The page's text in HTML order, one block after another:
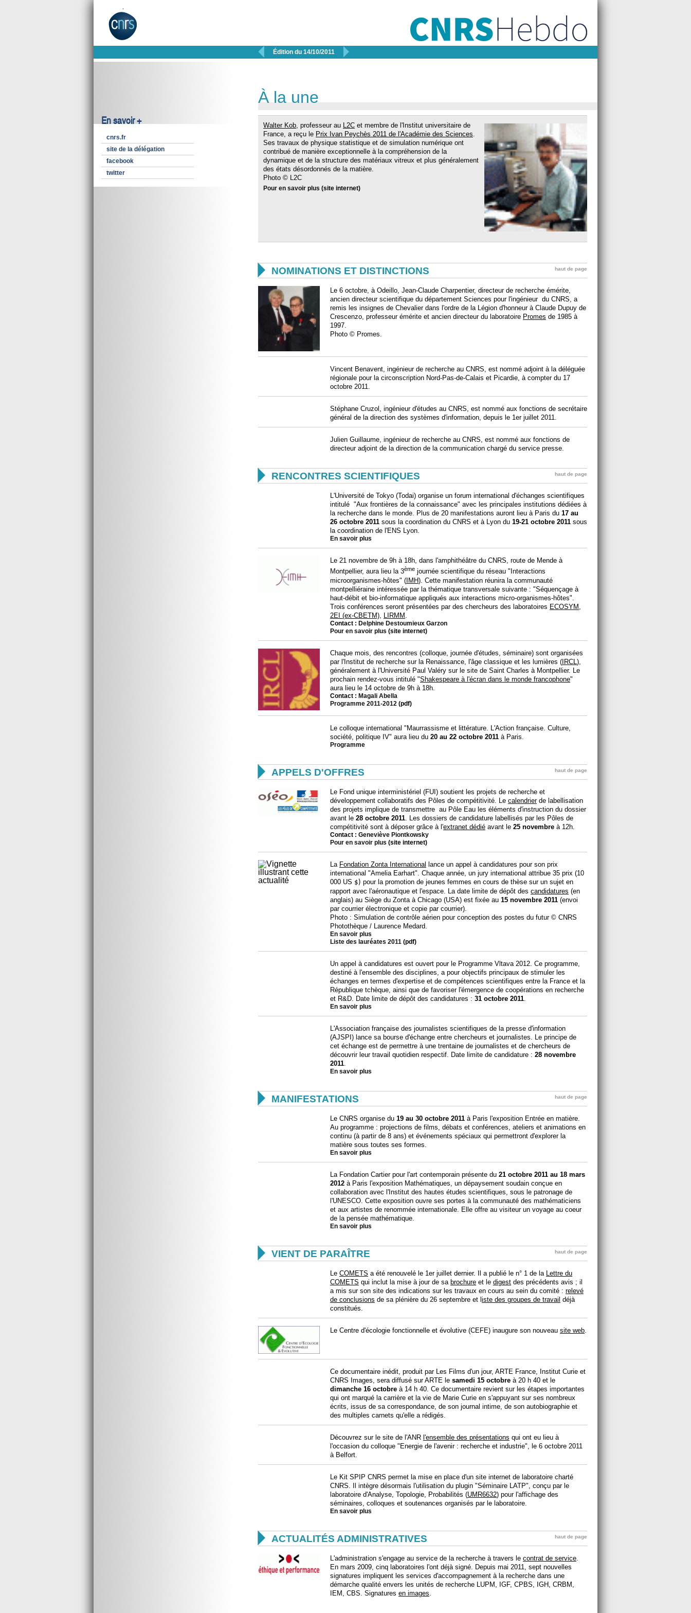
 Édition du 14/10/2011 
En savoir +
cnrs.fr
site de la délégation
facebook
twitter
À la une
Walter Kob, professeur au L2C et membre de l'Institut universitaire de
France, a reçu le Prix Ivan Peychès 2011 de l'Académie des Sciences.
Ses travaux de physique statistique et de simulation numérique ont
contribué de manière exceptionnelle à la compréhension de la
dynamique et de la structure des matériaux vitreux et plus généralement
des états désordonnés de la matière.
Photo © L2C
Pour en savoir plus (site internet)
 NOMINATIONS ET DISTINCTIONS haut de page
Le 6 octobre, à Odeillo, Jean-Claude Charpentier, directeur de recherche émérite,
ancien directeur scientifique du département Sciences pour l'ingénieur du CNRS, a
remis les insignes de Chevalier dans l'ordre de la Légion d'honneur à Claude Dupuy de
Crescenzo, professeur émérite et ancien directeur du laboratoire Promes de 1985 à
1997.
Photo © Promes.
Vincent Benavent, ingénieur de recherche au CNRS, est nommé adjoint à la déléguée
régionale pour la circonscription Nord-Pas-de-Calais et Picardie, à compter du 17
octobre 2011.
Stéphane Cruzol, ingénieur d'études au CNRS, est nommé aux fonctions de secrétaire
général de la direction des systèmes d'information, depuis le 1er juillet 2011.
Julien Guillaume, ingénieur de recherche au CNRS, est nommé aux fonctions de
directeur adjoint de la direction de la communication chargé du service presse.
 RENCONTRES SCIENTIFIQUES haut de page
L'Université de Tokyo (Todai) organise un forum international d'échanges scientifiques
intitulé "Aux frontières de la connaissance" avec les principales institutions dédiées à
la recherche dans le monde. Plus de 20 manifestations auront lieu à Paris du 17 au
26 octobre 2011 sous la coordination du CNRS et à Lyon du 19-21 octobre 2011 sous
la coordination de l'ENS Lyon.
En savoir plus
Le 21 novembre de 9h à 18h, dans l'amphithéâtre du CNRS, route de Mende à
Montpellier, aura lieu la 3ème journée scientifique du réseau "Interactions
microorganismes-hôtes" (IMH). Cette manifestation réunira la communauté
montpelliéraine intéressée par la thématique transversale suivante : "Séquençage à
haut-débit et bio-informatique appliqués aux interactions micro-organismes-hôtes".
Trois conférences seront présentées par des chercheurs des laboratoires ECOSYM
2EI (ex-CBETM) LIRMM
Contact : Delphine Destoumieux Garzon
Pour en savoir plus (site internet)
Chaque mois, des rencontres (colloque, journée d'études, séminaire) sont organisées
par l'Institut de recherche sur la Renaissance, l'âge classique et les lumières (IRCL ),
généralement à l'Université Paul Valéry sur le site de Saint Charles à Montpellier. Le
prochain rendez-vous intitulé "Shakespeare à l'écran dans le monde francophone"
aura lieu le 14 octobre de 9h à 18h.
Contact : Magali Abella
Programme 2011-2012 (pdf)
Le colloque international "Maurrassisme et littérature. L'Action française. Culture,
société, politique IV" aura lieu du 20 au 22 octobre 2011 à Paris.
Programme
 APPELS D'OFFRES haut de page
Le Fond unique interministériel (FUI) soutient les projets de recherche et
développement collaboratifs des Pôles de compétitivité. Le calendrierde labellisation
des projets implique de transmettre au Pôle Eau les éléments d'instruction du dossier
avant le 28 octobre 2011 . Les dossiers de candidature labellisés par les Pôles de
compétitivité sont à déposer grâce à l'extranet dédié avant le 25 novembre à 12h.
Contact : Geneviève Piontkowsky
Pour en savoir plus (site internet)
La Fondation Zonta International lance un appel à candidatures pour son prix
international "Amelia Earhart". Chaque année, un jury international attribue 35 prix (10
000 US $) pour la promotion de jeunes femmes en cours de thèse sur un sujet en
rapport avec l'aéronautique et l'espace. La date limite de dépôt des candidatures (en
anglais) au Siège du Zonta à Chicago (USA) est fixée au 15 novembre 2011 (envoi
par courrier électronique et copie par courrier).
Photo : Simulation de contrôle aérien pour conception des postes du futur © CNRS
Photothèque / Laurence Medard.
En savoir plus
Liste des lauréates 2011 (pdf)
Un appel à candidatures est ouvert pour le Programme Vltava 2012. Ce programme,
destiné à l'ensemble des disciplines, a pour objectifs principaux de stimuler les
échanges en termes d'expertise et de compétences scientifiques entre la France et la
République tchèque, ainsi que de favoriser l'émergence de coopérations en recherche
et R&D. Date limite de dépôt des candidatures : 31 octobre 2011
En savoir plus
L'Association française des journalistes scientifiques de la presse d'information
(AJSPI) lance sa bourse d'échange entre chercheurs et journalistes. Le principe de
cet échange est de permettre à une trentaine de journalistes et de chercheurs de
découvrir leur travail quotidien respectif. Date limite de candidature : 28 novembre
2011
En savoir plus
 MANIFESTATIONS haut de page
Le CNRS organise du 19 au 30 octobre 2011 à Paris l'exposition Entrée en matière.
Au programme : projections de films, débats et conférences, ateliers et animations en
continu (à partir de 8 ans) et événements spéciaux qui permettront d'explorer la
matière sous toutes ses formes.
En savoir plus
La Fondation Cartier pour l'art contemporain présente du 21 octobre 2011 au 18 mars
2012 à Paris l'exposition Mathématiques, un dépaysement soudain conçue en
collaboration avec l'Institut des hautes études scientifiques, sous le patronage de
l'UNESCO. Cette exposition ouvre ses portes à la communauté des mathématiciens
et aux artistes de renommée internationale. Elle offre au visiteur un voyage au coeur
de la pensée mathématique.
En savoir plus
 VIENT DE PARAÎTRE haut de page
Le COMETS a été renouvelé le 1er juillet dernier. Il a publié le n° 1 de la Lettre du
COMETS qui inclut la mise à jour de sa brochure et le digest des précédents avis ; il
a mis sur son site des indications sur les travaux en cours au sein du comité : relevé
de conclusions de sa plénière du 26 septembre et liste des groupes de travail déjà
constitués.
Le Centre d'écologie fonctionnelle et évolutive (CEFE) inaugure son nouveau site web
Ce documentaire inédit, produit par Les Films d'un jour, ARTE France, Institut Curie et
CNRS Images, sera diffusé sur ARTE le samedi 15 octobre à 20 h 40 et le
dimanche 16 octobre à 14 h 40. Ce documentaire revient sur les étapes importantes
qui ont marqué la carrière et la vie de Marie Curie en s'appuyant sur ses nombreux
écrits, issus de sa correspondance, de son journal intime, de son autobiographie et
des multiples carnets qu'elle a rédigés.
Découvrez sur le site de l'ANR l'ensemble des présentations qui ont eu lieu à
l'occasion du colloque "Energie de l'avenir : recherche et industrie", le 6 octobre 2011
à Belfort.
Le Kit SPIP CNRS permet la mise en place d'un site internet de laboratoire charté
CNRS. Il intègre désormais l'utilisation du plugin "Séminaire LATP", conçu par le
laboratoire d'Analyse, Topologie, Probabilités (UMR6632) pour l'affichage des
séminaires, colloques et soutenances organisés par le laboratoire.
En savoir plus
 ACTUALITÉS ADMINISTRATIVES haut de page
L'administration s'engage au service de la recherche à travers le contrat de service
En mars 2009, cinq laboratoires l'ont déjà signé. Depuis mai 2011, sept nouvelles
signatures impliquent les services d'accompagnement à la recherche dans une
démarche qualité envers les unités de recherche LUPM, IGF, CPBS, IGH, CRBM,
IEM, CBS. Signatures en images